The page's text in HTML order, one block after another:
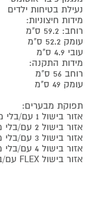
נעילת בטיחות ילדים
מידות חיצוניות:
רוחב: 59.2 ס"מ
עומק 52.2 ס"מ
עובי 4.9 ס"מ
מידות התקנה:
רוחב 56 ס"מ
עומק 49 ס"מ
תפוקת מבערים:
אזור בישול 1 עם/בלי מאיץ: 2,200/3,000W
אזור בישול 2 עם/בלי מאיץ: 2,200/3,000W
אזור בישול 3 עם/בלי מאיץ: 2,200/3,000W
אזור בישול 4 עם/בלי מאיץ: 2,200/3,000W
אזור בישול FLEX עם/בלי מאיץ: 3,000/3,700W